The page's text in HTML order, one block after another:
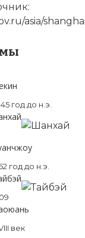
asia/
год до н.э.
год до н.э.
век